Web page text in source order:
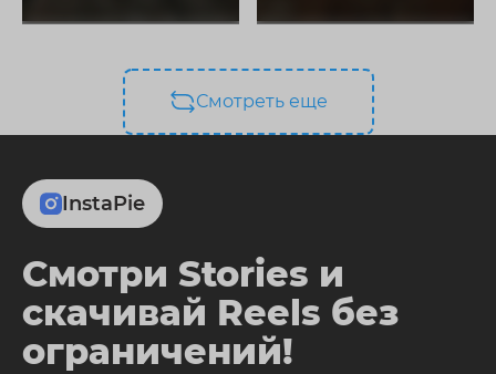
Смотреть еще
InstaPie
Смотри Stories и
скачивай Reels без
ограничений!